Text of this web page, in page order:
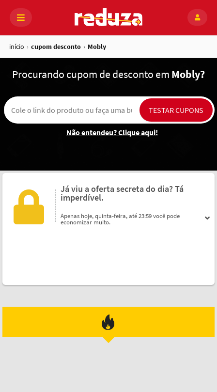
início cupom desconto Mobly
Procurando cupom de desconto em Mobly?
Não entendeu? Clique aqui!
Já viu a oferta secreta do dia? Tá
imperdível.
Apenas hoje, quinta-feira, até 23:59 você pode
economizar muito.